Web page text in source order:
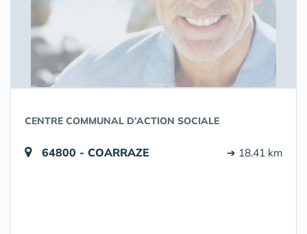
CENTRE COMMUNAL D’ACTION SOCIALE
64800 - COARRAZE ➔ 18.41 km